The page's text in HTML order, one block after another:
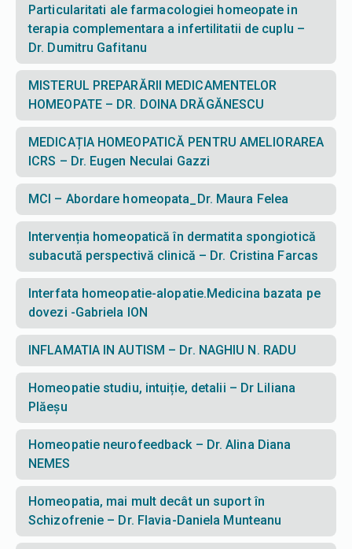
Particularitati ale farmacologiei homeopate in
terapia complementara a infertilitatii de cuplu –
Dr. Dumitru Gafitanu
MISTERUL PREPARĂRII MEDICAMENTELOR
HOMEOPATE – DR. DOINA DRĂGĂNESCU
MEDICAȚIA HOMEOPATICĂ PENTRU AMELIORAREA
ICRS – Dr. Eugen Neculai Gazzi
MCI – Abordare homeopata_Dr. Maura Felea
Intervenția homeopatică în dermatita spongiotică
subacută perspectivă clinică – Dr. Cristina Farcas
Interfata homeopatie-alopatie.Medicina bazata pe
dovezi -Gabriela ION
INFLAMATIA IN AUTISM – Dr. NAGHIU N. RADU
Homeopatie studiu, intuiție, detalii – Dr Liliana
Plăeșu
Homeopatie neurofeedback – Dr. Alina Diana
NEMES
Homeopatia, mai mult decât un suport în
Schizofrenie – Dr. Flavia-Daniela Munteanu